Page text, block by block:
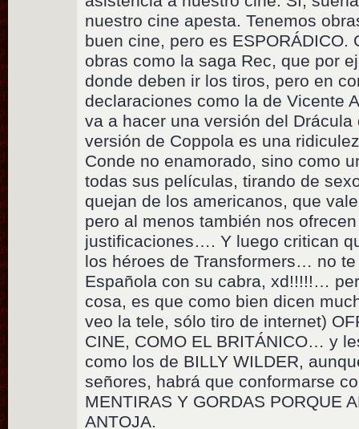
nuestro cine apesta. Tenemos
buen cine, pero es ESPORÁDICO.
obras como la saga Rec, que por
donde deben ir los tiros, pero en
declaraciones como la de Vicente
va a hacer una versión del
versión de Coppola es una
Conde no enamorado, sino como
todas sus películas, tirando de
quejan de los americanos, que
pero al menos también nos
justificaciones…. Y luego critican
los héroes de Transformers… no
Española con su cabra, xd!!!!!…
cosa, es que como bien dicen
veo la tele, sólo tiro de internet)
CINE, COMO EL BRITÁNICO… y
como los de BILLY WILDER,
señores, habrá que conformarse
MENTIRAS Y GORDAS PORQUE
ANTOJA.